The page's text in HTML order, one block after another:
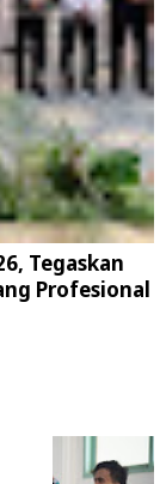
Tegaskan
Profesional